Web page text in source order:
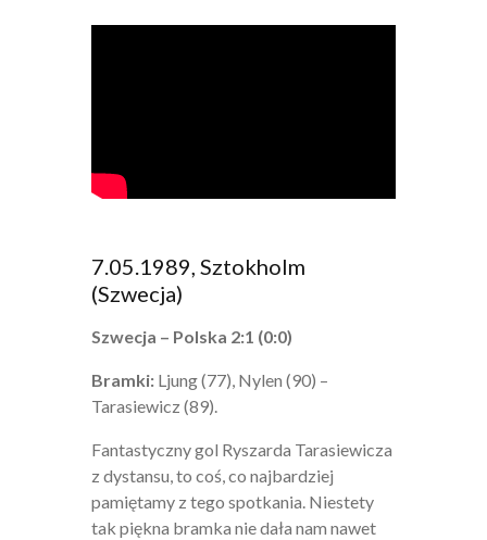
7.05.1989, Sztokholm
(Szwecja)
Szwecja – Polska 2:1 (0:0)
Bramki: Ljung (77), Nylen (90) –
Tarasiewicz (89).
Fantastyczny gol Ryszarda Tarasiewicza
z dystansu, to coś, co najbardziej
pamiętamy z tego spotkania. Niestety
tak piękna bramka nie dała nam nawet